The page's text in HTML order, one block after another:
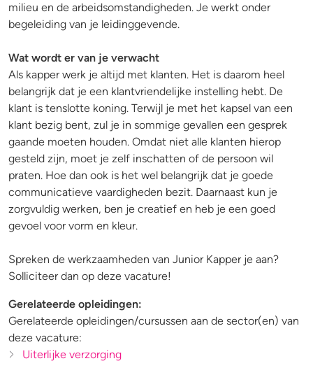
milieu en de arbeidsomstandigheden. Je werkt onder
begeleiding van je leidinggevende.
Wat wordt er van je verwacht
Als kapper werk je altijd met klanten. Het is daarom heel
belangrijk dat je een klantvriendelijke instelling hebt. De
klant is tenslotte koning. Terwijl je met het kapsel van een
klant bezig bent, zul je in sommige gevallen een gesprek
gaande moeten houden. Omdat niet alle klanten hierop
gesteld zijn, moet je zelf inschatten of de persoon wil
praten. Hoe dan ook is het wel belangrijk dat je goede
communicatieve vaardigheden bezit. Daarnaast kun je
zorgvuldig werken, ben je creatief en heb je een goed
gevoel voor vorm en kleur.
Spreken de werkzaamheden van Junior Kapper je aan?
Solliciteer dan op deze vacature!
Gerelateerde opleidingen:
Gerelateerde opleidingen/cursussen aan de sector(en) van
deze vacature:
Uiterlijke verzorging